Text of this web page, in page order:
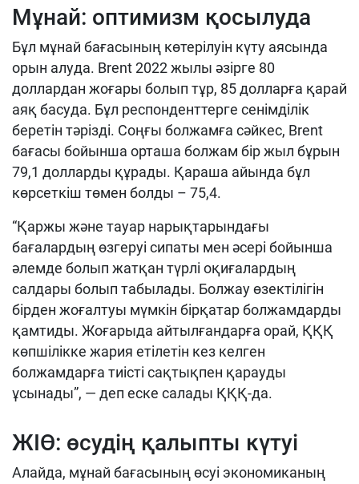
Мұнай: оптимизм қосылуда
Бұл мұнай бағасының көтерілуін күту аясында
орын алуда. Brent 2022 жылы әзірге 80
доллардан жоғары болып тұр, 85 долларға қарай
аяқ басуда. Бұл респонденттерге сенімділік
беретін тәрізді. Соңғы болжамға сәйкес, Brent
бағасы бойынша орташа болжам бір жыл бұрын
79,1 долларды құрады. Қараша айында бұл
көрсеткіш төмен болды – 75,4.
“Қаржы және тауар нарықтарындағы
бағалардың өзгеруі сипаты мен әсері бойынша
әлемде болып жатқан түрлі оқиғалардың
салдары болып табылады. Болжау өзектілігін
бірден жоғалтуы мүмкін бірқатар болжамдарды
қамтиды. Жоғарыда айтылғандарға орай, ҚҚҚ
көпшілікке жария етілетін кез келген
болжамдарға тиісті сақтықпен қарауды
ұсынады”, — деп еске салады ҚҚҚ-да.
ЖІӨ: өсудің қалыпты күтуі
Алайда, мұнай бағасының өсуі экономиканың